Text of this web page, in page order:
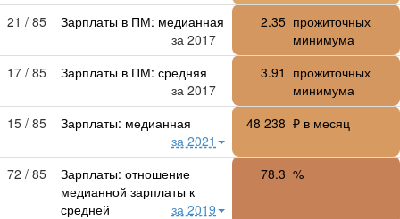
21 / 85
Зарплаты в ПМ: медианная
за 2017
2.35 прожиточных
минимума
17 / 85
Зарплаты в ПМ: средняя
за 2017
3.91 прожиточных
минимума
15 / 85
Зарплаты: медианная
за 2021
48 238 ₽ в месяц
72 / 85
Зарплаты: отношение
медианной зарплаты к
средней
за 2019
78.3 %